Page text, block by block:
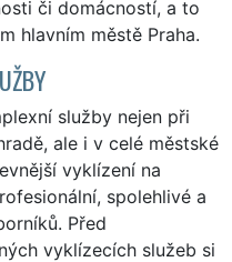
či domácností, a to
hlavním městě Praha.
služby nejen při
ale i v celé městské
vyklízení na
spolehlivé a
Před
vyklízecích služeb si